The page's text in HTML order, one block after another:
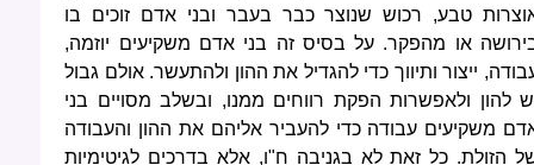
טבע, רכוש שנוצר כבר בעבר ובני אדם זוכים בו
או מהפקר. על בסיס זה בני אדם משקיעים יוזמה,
ייצור ותיווך כדי להגדיל את ההון ולהתעשר. אולם גבול
להון ולאפשרות הפקת רווחים ממנו, ובשלב מסויים בני
משקיעים עבודה כדי להעביר אליהם את ההון והעבודה
הזולת. כל זאת לא בגניבה ח"ו, אלא בדרכים לגיטימיות